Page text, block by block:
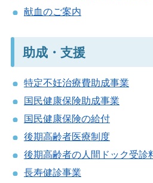
献血のご案内
助成・支援
特定不妊治療費助成事業
国民健康保険助成事業
国民健康保険の給付
後期高齢者医療制度
後期高齢者の人間ドック受診
長寿健診事業